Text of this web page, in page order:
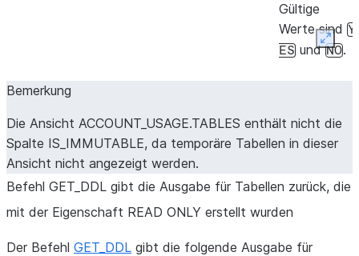
Gültige
Werte sind Y
ES undNO.
Bemerkung
Die Ansicht ACCOUNT_USAGE.TABLES enthält nicht die
Spalte IS_IMMUTABLE, da temporäre Tabellen in dieser
Ansicht nicht angezeigt werden.
Befehl GET_ DDL gibt die Ausgabe für Tabellen zurück, die
mit der Eigenschaft READ ONLY erstellt wurden
Der Befehl GET_DDL gibt die folgende Ausgabe für